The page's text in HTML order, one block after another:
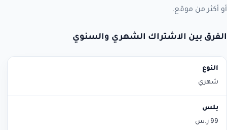
أو أكثر من موقع.
الفرق بين الاشتراك الشهري والسنوي
النوع
شهري
99 ر.س